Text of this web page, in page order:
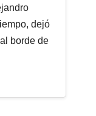
dejó
borde de